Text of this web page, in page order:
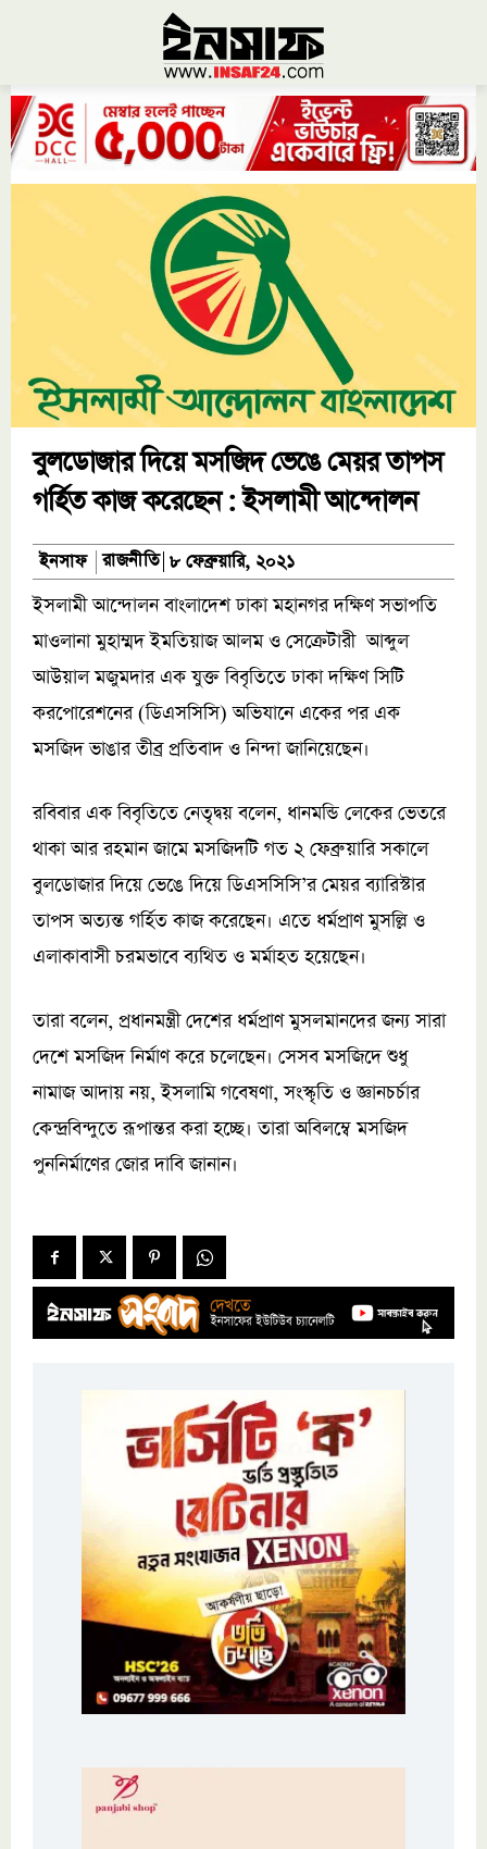
বুলডোজার দিয়ে মসজিদ ভেঙে মেয়র তাপস
গর্হিত কাজ করেছেন : ইসলামী আন্দোলন
ইনসাফ রাজনীতি ৮ ফেব্রুয়ারি, ২০২১
ইসলামী আন্দোলন বাংলাদেশ ঢাকা মহানগর দক্ষিণ সভাপতি
মাওলানা মুহাম্মদ ইমতিয়াজ আলম ও সেক্রেটারী আব্দুল
আউয়াল মজুমদার এক যুক্ত বিবৃতিতে ঢাকা দক্ষিণ সিটি
করপোরেশনের (ডিএসসিসি) অভিযানে একের পর এক
মসজিদ ভাঙার তীব্র প্রতিবাদ ও নিন্দা জানিয়েছেন।
রবিবার এক বিবৃতিতে নেতৃদ্বয় বলেন, ধানমন্ডি লেকের ভেতরে
থাকা আর রহমান জামে মসজিদটি গত ২ ফেব্রুয়ারি সকালে
বুলডোজার দিয়ে ভেঙে দিয়ে ডিএসসিসি’র মেয়র ব্যারিস্টার
তাপস অত্যন্ত গর্হিত কাজ করেছেন। এতে ধর্মপ্রাণ মুসল্লি ও
এলাকাবাসী চরমভাবে ব্যথিত ও মর্মাহত হয়েছেন।
তারা বলেন, প্রধানমন্ত্রী দেশের ধর্মপ্রাণ মুসলমানদের জন্য সারা
দেশে মসজিদ নির্মাণ করে চলেছেন। সেসব মসজিদে শুধু
নামাজ আদায় নয়, ইসলামি গবেষণা, সংস্কৃতি ও জ্ঞানচর্চার
কেন্দ্রবিন্দুতে রূপান্তর করা হচ্ছে। তারা অবিলম্বে মসজিদ
পুননির্মাণের জোর দাবি জানান।